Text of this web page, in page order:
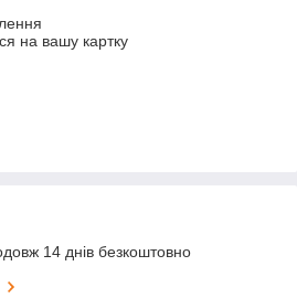
на вашу картку
14 днів безкоштовно